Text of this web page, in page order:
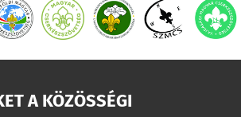
A KÖZÖSSÉGI